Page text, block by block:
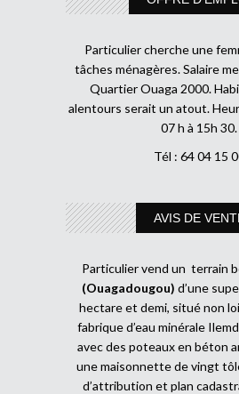
Particulier cherche une
tâches ménagères. Salaire
Quartier Ouaga 2000.
alentours serait un atout.
07 h à 15h 30.
Tél : 64 04 15
AVIS DE
Particulier vend un terrain
(Ouagadougou) d’une
hectare et demi, situé non
fabrique d’eau minérale
avec des poteaux en béton
une maisonnette de vingt
d’attribution et plan